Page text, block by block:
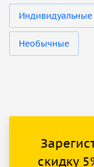
Индивидуальные
Необычные
скидку